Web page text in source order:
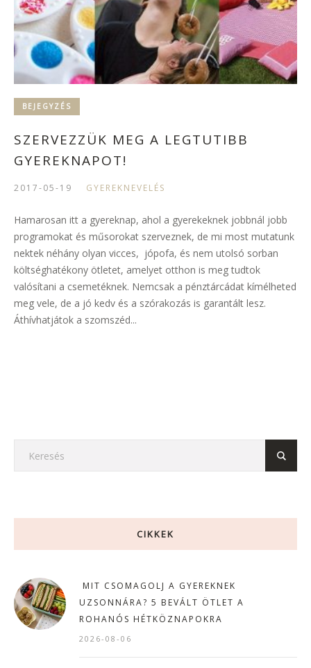
BEJEGYZÉS
SZERVEZZÜK MEG A LEGTUTIBB
GYEREKNAPOT!
2017-05-19 GYEREKNEVELÉS
Hamarosan itt a gyereknap, ahol a gyerekeknek jobbnál jobb
programokat és műsorokat szerveznek, de mi most mutatunk
nektek néhány olyan vicces, jópofa, és nem utolsó sorban
költséghatékony ötletet, amelyet otthon is meg tudtok
valósítani a csemetéknek. Nemcsak a pénztárcádat kímélheted
meg vele, de a jó kedv és a szórakozás is garantált lesz.
Áthívhatjátok a szomszéd...
CIKKEK
MIT CSOMAGOLJ A GYEREKNEK
UZSONNÁRA? 5 BEVÁLT ÖTLET A
ROHANÓS HÉTKÖZNAPOKRA
2026-08-06